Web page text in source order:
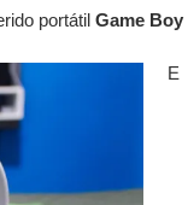
portátil Game Boy
E